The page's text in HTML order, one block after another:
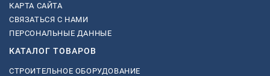
КАРТА САЙТА
СВЯЗАТЬСЯ С НАМИ
ПЕРСОНАЛЬНЫЕ ДАННЫЕ
КАТАЛОГ ТОВАРОВ
СТРОИТЕЛЬНОЕ ОБОРУДОВАНИЕ